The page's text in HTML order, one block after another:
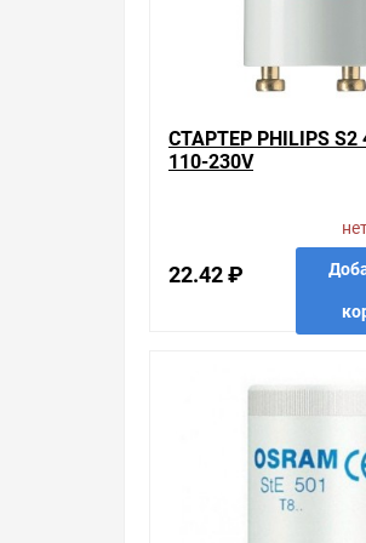
Брак – это исключение в
потребителя». Это не
просто заменяем
Наличие Стартер
преимущества
Свяжитесь с нами любым
СТАРТЕР PHILIPS S2
110-230V
22.42 ₽